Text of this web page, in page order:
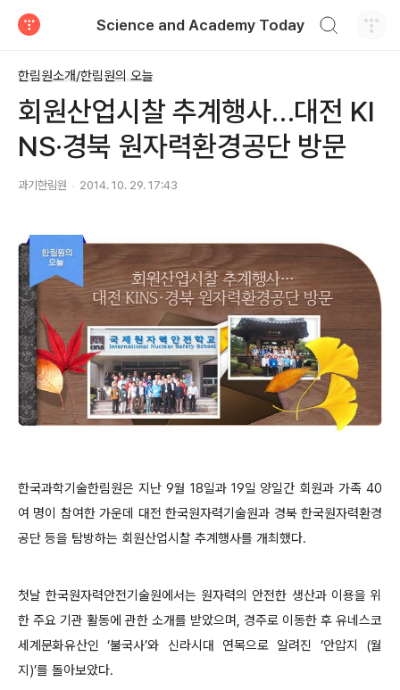
Science and Academy Today
한림원소개/한림원의 오늘
회원산업시찰 추계행사…대전 KI
NS·경북 원자력환경공단 방문
과기한림원 2014. 10. 29. 17:43
한국과학기술한림원은 지난 9월 18일과 19일 양일간 회원과 가족 40
여 명이 참여한 가운데 대전 한국원자력기술원과 경북 한국원자력환경
공단 등을 탐방하는 회원산업시찰 추계행사를 개최했다.
첫날 한국원자력안전기술원에서는 원자력의 안전한 생산과 이용을 위
한 주요 기관 활동에 관한 소개를 받았으며, 경주로 이동한 후 유네스코
세계문화유산인 ‘불국사’와 신라시대 연목으로 알려진 ‘안압지 (월
지)’를 돌아보았다.